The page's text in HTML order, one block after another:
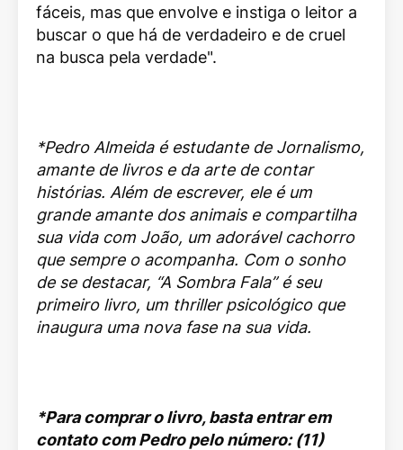
fáceis, mas que envolve e instiga o leitor a
buscar o que há de verdadeiro e de cruel
na busca pela verdade".
*Pedro Almeida é estudante de Jornalismo,
amante de livros e da arte de contar
histórias. Além de escrever, ele é um
grande amante dos animais e compartilha
sua vida com João, um adorável cachorro
que sempre o acompanha. Com o sonho
de se destacar, “A Sombra Fala” é seu
primeiro livro, um thriller psicológico que
inaugura uma nova fase na sua vida.
*Para comprar o livro, basta entrar em
contato com Pedro pelo número: (11)